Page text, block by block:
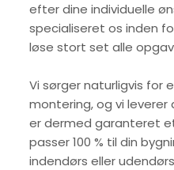
efter dine individuelle
specialiseret os inden
løse stort set alle
Vi sørger naturligvis for
montering, og vi
er dermed garanteret
passer 100 % til din
indendørs eller